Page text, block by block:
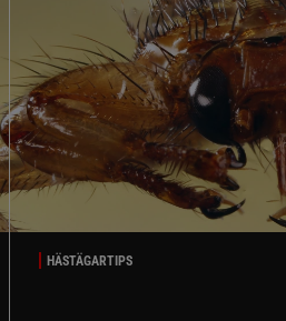
HÄSTÄGARTIPS